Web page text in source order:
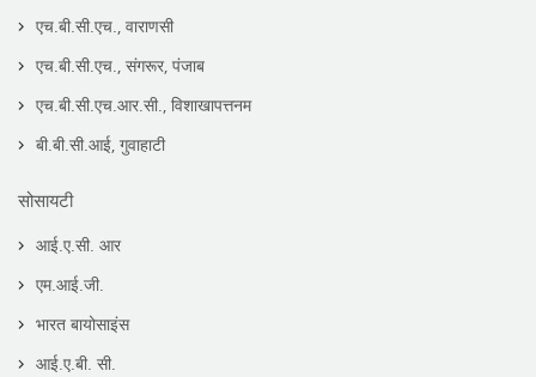
एच.बी.सी.एच., वाराणसी
एच.बी.सी.एच., संगरूर, पंजाब
एच.बी.सी.एच.आर.सी., विशाखापत्तनम
बी.बी.सी.आई, गुवाहाटी
सोसायटी
आई.ए.सी. आर
एम.आई.जी.
भारत बायोसाइंस
आई.ए.बी. सी.